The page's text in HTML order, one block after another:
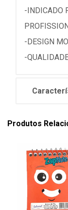
-INDICADO
-DESIGN
-
Produtos